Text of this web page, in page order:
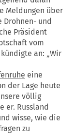
Meldungen über
Drohnen- und
Präsident
vom
an: „Wir
eine
der Lage heute
völlig
er. Russland
wisse, wie die
zu